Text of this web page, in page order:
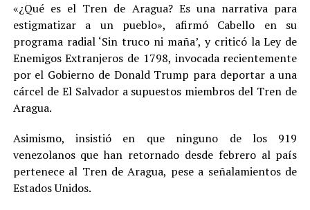
«¿Qué es el Tren de Aragua? Es una narrativa para
estigmatizar a un pueblo», afirmó Cabello en su
programa radial ‘Sin truco ni maña’, y criticó la Ley de
Enemigos Extranjeros de 1798, invocada recientemente
por el Gobierno de Donald Trump para deportar a una
cárcel de El Salvador a supuestos miembros del Tren de
Aragua.
Asimismo, insistió en que ninguno de los 919
venezolanos que han retornado desde febrero al país
pertenece al Tren de Aragua, pese a señalamientos de
Estados Unidos.